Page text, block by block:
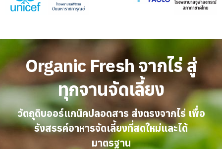
Organic Fresh จากไร่ สู่
ทุกจานจัดเลี้ยง
วัตถุดิบออร์แกนิคปลอดสาร ส่งตรงจากไร่ เพื่อ
รังสรรค์อาหารจัดเลี้ยงที่สดใหม่และได้
มาตรฐาน